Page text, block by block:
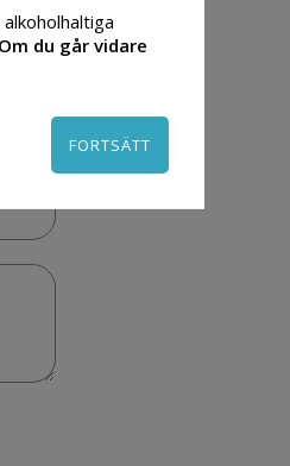
Om du går vidare
FORTSÄTT